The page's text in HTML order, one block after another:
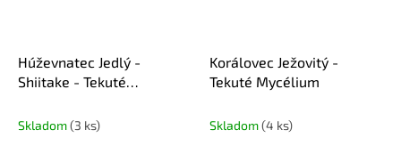
Húževnatec Jedlý -
Shiitake - Tekuté
Skladom(3 ks)
Korálovec Ježovitý -
Tekuté Mycélium
Skladom(4 ks)